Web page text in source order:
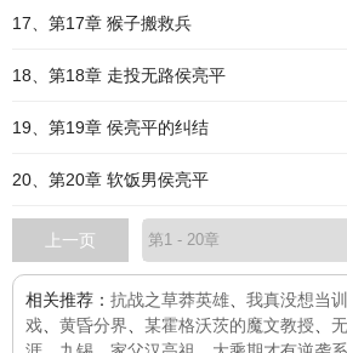
17、第17章 猴子搬救兵
18、第18章 走投无路侯亮平
19、第19章 侯亮平的纠结
20、第20章 软饭男侯亮平
上一页
相关推荐： 抗战之草莽英雄 我真没想当
戏
黄昏分界 某霍格沃茨的魔文教授